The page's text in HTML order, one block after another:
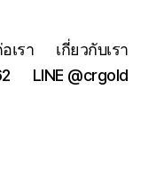
เรา
เกี่ยวกับเรา
LINE @crgold